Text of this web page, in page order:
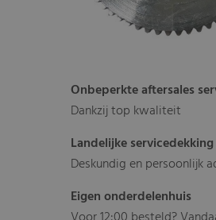
Onbeperkte aftersales
Dankzij top kwaliteit
Landelijke servicedekking
Deskundig en persoonlijk
Eigen onderdelenhuis